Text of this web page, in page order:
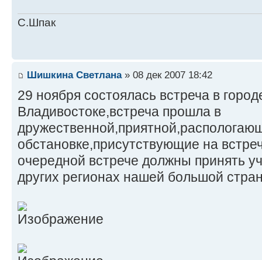
С.Шпак
Шишкина Светлана» 08 дек 2007 18:42
29 ноября состоялась встреча в
Владивостоке,встреча прошла в
обстановке,присутствующие на
очередной встрече должны принять
других регионах нашей большой